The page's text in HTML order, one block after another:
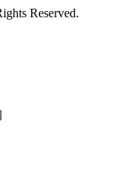
Reserved.